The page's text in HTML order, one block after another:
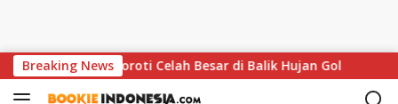
k
Breaking NewsSoroti Celah Besar di Balik Hujan Gol